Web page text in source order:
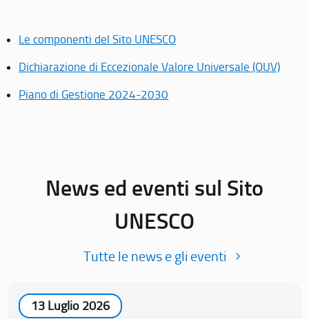
Le componenti del Sito UNESCO
Dichiarazione di Eccezionale Valore Universale (OUV)
Piano di Gestione 2024-2030
News ed eventi sul Sito
UNESCO
Tutte le news e gli eventi
13 Luglio 2026